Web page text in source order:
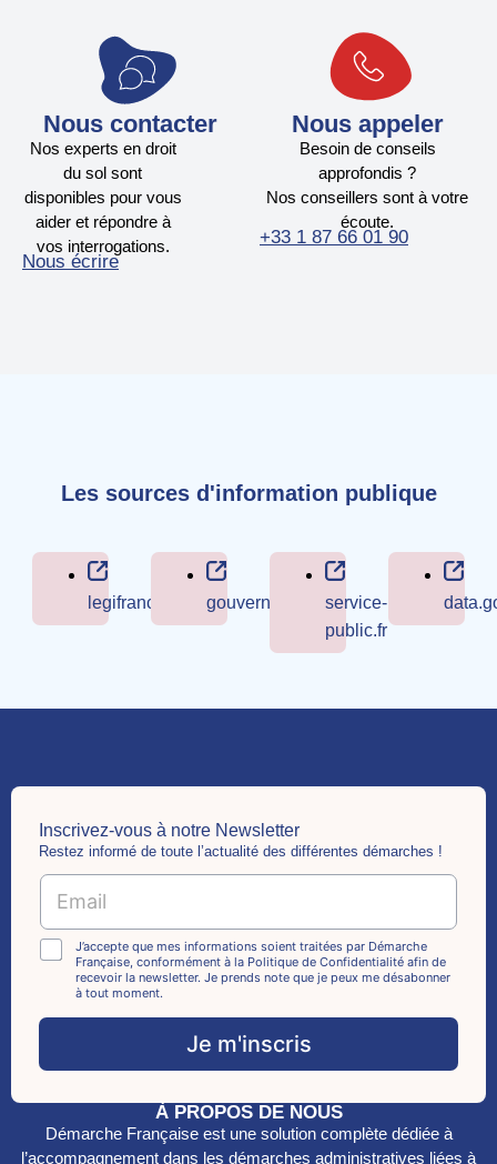
Nous contacter
Nos experts en droit
du sol sont
disponibles pour vous
aider et répondre à
vos interrogations.
Nous écrire
Nous appeler
Besoin de conseils
approfondis ?
Nos conseillers sont à votre
écoute.
+33 1 87 66 01 90
Les sources d'information publique
legifrance.gouv.frgouvernement.frservice-
public.fr
Inscrivez-vous à notre Newsletter
Restez informé de toute l’actualité des différentes démarches !
E
a
i
l
E
m
l
m
i
*
C
h
k
o
s
*
J’accepte que mes informations soient traitées par Démarche
Française, conformément à la Politique de Confidentialité afin de
recevoir la newsletter. Je prends note que je peux me désabonner
à tout moment.
Je m'inscris
À PROPOS DE NOUS
Démarche Française est une solution complète dédiée à
l’accompagnement dans les démarches administratives liées à